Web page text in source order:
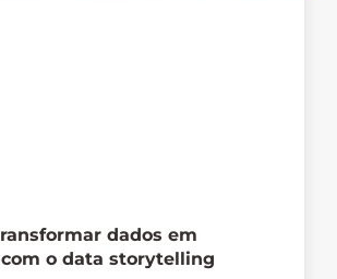
dados em
o data storytelling